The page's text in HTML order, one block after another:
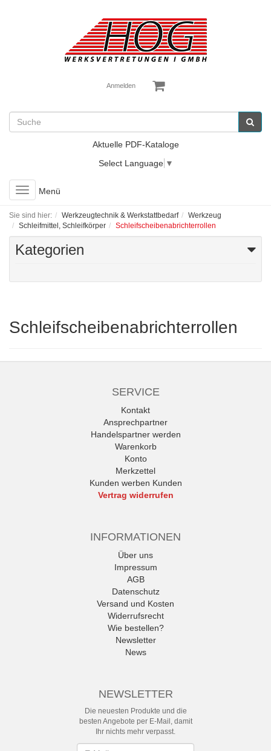
Anmelden
Aktuelle PDF-Kataloge
Select Language ▼
Toggle
navigation
Menü
Sie sind hier: Werkzeugtechnik & Werkstattbedarf
Werkzeug
Schleifmittel, Schleifkörper
Schleifscheibenabrichterrollen
Kategorien
Schleifscheibenabrichterrollen
SERVICE
Kontakt
Ansprechpartner
Handelspartner werden
Warenkorb
Konto
Merkzettel
Kunden werben Kunden
Vertrag widerrufen
INFORMATIONEN
Über uns
Impressum
AGB
Datenschutz
Versand und Kosten
Widerrufsrecht
Wie bestellen?
Newsletter
News
NEWSLETTER
Die neuesten Produkte und die
besten Angebote per E-Mail, damit
Ihr nichts mehr verpasst.